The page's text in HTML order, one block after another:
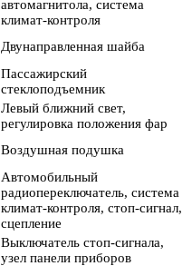
автомагнитола, система
климат-контроля
Двунаправленная шайба
Пассажирский
стеклоподъемник
Левый ближний свет,
регулировка положения фар
Воздушная подушка
Автомобильный
радиопереключатель, система
климат-контроля, стоп-сигнал,
сцепление
Выключатель стоп-сигнала,
узел панели приборов